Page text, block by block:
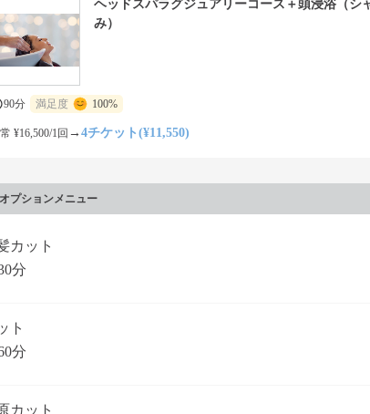
ヘッドスパラグジュアリーコース＋頭浸浴（シ
み）
90分 満足度 100%
¥16,500/1回 → 4チケット(¥11,550)
プションメニュー
カット
分
ト
分
カット